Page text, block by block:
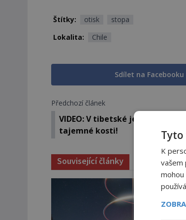
Štítky: otisk
stopa
Lokalita:
Chile
Sdílet na Facebooku
Předchozí článek
VIDEO: V tibetské jeskyni byly
tajemné kosti!
Související články
K
vašem